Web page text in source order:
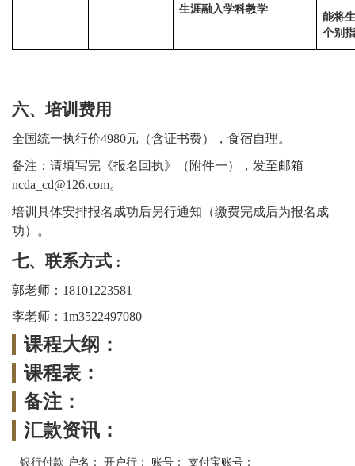
生涯融入学科教学
能将
个别
六、培训费用
全国统一执行价4980元（含证书费），食宿自理。
备注：请填写完《报名回执》（附件一），发至邮箱
ncda_cd@126.com。
培训具体安排报名成功后另行通知（缴费完成后为报名成
功）。
七、联系方式 ：
郭老师： 18101223581
李老师： 1m3522497080
课程大纲：
课程表：
备注：
汇款资讯：
银行付款 户名： 开户行： 账号： 支付宝账号：